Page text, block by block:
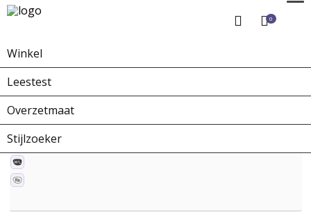
0
Winkel
Leestest
Overzetmaat
Stijlzoeker
Home Winkel